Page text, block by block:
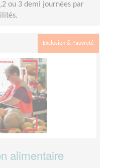
ou 3 demi journées par
Exclusion & Pauvreté
alimentaire